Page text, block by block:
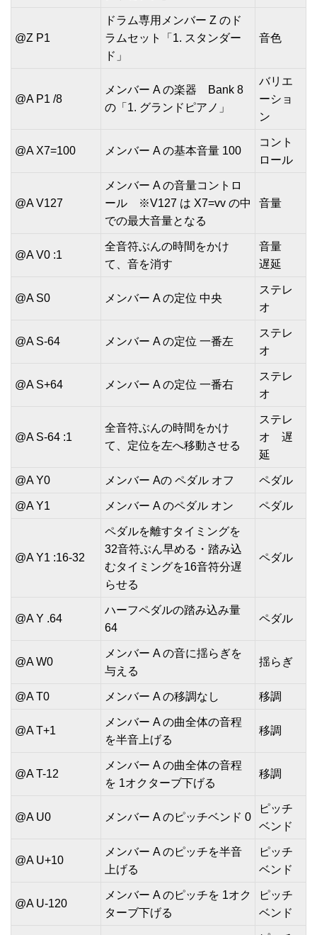
@Z P1
ドラム専用メンバー Z のド
ラムセット「1. スタンダー
ド」
音色
@A P1 /8
メンバー A の楽器 Bank 8
の「1. グランドピアノ」
バリエ
ーショ
ン
@A X7=100 メンバー A の基本音量 100
コント
ロール
@A V127
メンバー A の音量コントロ
ール ※V127 は X7=vv の中
での最大音量となる
音量
@A V0 :1
全音符ぶんの時間をかけ
て、音を消す
音量
遅延
@A S0 メンバー A の定位 中央
ステレ
オ
@A S-64 メンバー A の定位 一番左
ステレ
オ
@A S+64 メンバー A の定位 一番右
ステレ
オ
@A S-64 :1
全音符ぶんの時間をかけ
て、定位を左へ移動させる
ステレ
オ 遅
延
@A Y0 メンバー Aの ペダル オフ ペダル
@A Y1 メンバー A のペダル オン ペダル
@A Y1 :16-32
ペダルを離すタイミングを
32音符ぶん早める・踏み込
むタイミングを16音符分遅
らせる
ペダル
@A Y .64
ハーフペダルの踏み込み量
64
ペダル
@A W0
メンバー A の音に揺らぎを
与える
揺らぎ
@A T0 メンバー A の移調なし 移調
@A T+1
メンバー A の曲全体の音程
を半音上げる
移調
@A T-12
メンバー A の曲全体の音程
を 1オクターブ下げる
移調
@A U0 メンバー A のピッチベンド 0
ピッチ
ベンド
@A U+10
メンバー A のピッチを半音
上げる
ピッチ
ベンド
@A U-120
メンバー A のピッチを 1オク
ターブ下げる
ピッチ
ベンド